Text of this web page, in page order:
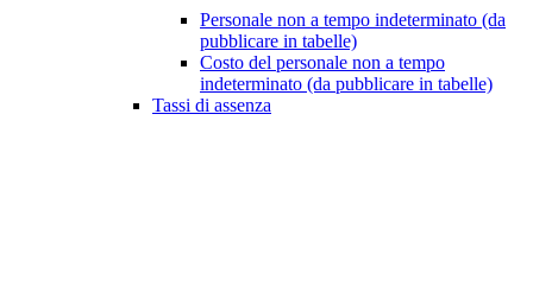
Personale non a tempo indeterminato (da
pubblicare in tabelle)
Costo del personale non a tempo
indeterminato (da pubblicare in tabelle)
Tassi di assenza